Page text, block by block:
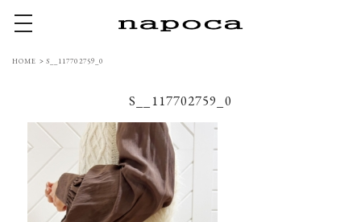
toggle navigation
HOME >S__117702759_0
S__117702759_0